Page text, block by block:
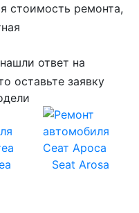
стоимость ремонта,
ответ на
оставьте заявку
Seat Arosa